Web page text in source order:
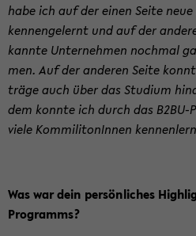
habe ich auf der einen Seite
ken­nen­ge­lernt und auf der
kann­te Un­ter­neh­men noch­mal
men. Auf der an­de­ren Seite
trä­ge auch über das Stu­di­um
dem konn­te ich durch das B2BU-​
viele Kom­mi­li­to­nIn­nen
Was war dein per­sön­li­ches
Programms?